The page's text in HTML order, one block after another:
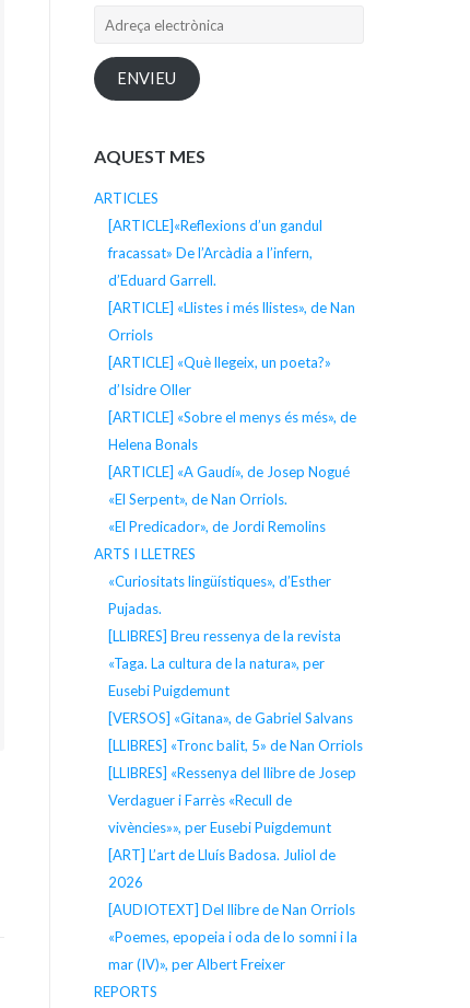
Adreça
ENVIEU
AQUEST MES
ARTICLES
[ARTICLE]«Reflexions d’un gandul
fracassat» De l’Arcàdia a l’infern,
d’Eduard Garrell.
[ARTICLE] «Llistes i més llistes», de Nan
Orriols
[ARTICLE] «Què llegeix, un poeta?»
d’Isidre Oller
[ARTICLE] «Sobre el menys és més», de
Helena Bonals
[ARTICLE] «A Gaudí», de Josep Nogué
«El Serpent», de Nan Orriols.
«El Predicador», de Jordi Remolins
ARTS I LLETRES
«Curiositats lingüístiques», d’Esther
Pujadas.
[LLIBRES] Breu ressenya de la revista
«Taga. La cultura de la natura», per
Eusebi Puigdemunt
[VERSOS] «Gitana», de Gabriel Salvans
[LLIBRES] «Tronc balit, 5» de Nan Orriols
[LLIBRES] «Ressenya del llibre de Josep
Verdaguer i Farrès «Recull de
vivències»», per Eusebi Puigdemunt
[ART] L’art de Lluís Badosa. Juliol de
2026
[AUDIOTEXT] Del llibre de Nan Orriols
«Poemes, epopeia i oda de lo somni i la
mar (IV)», per Albert Freixer
REPORTS